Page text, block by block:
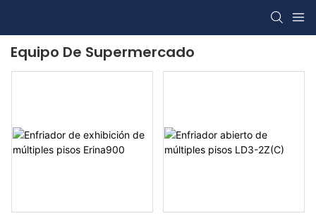
Equipo De Supermercado